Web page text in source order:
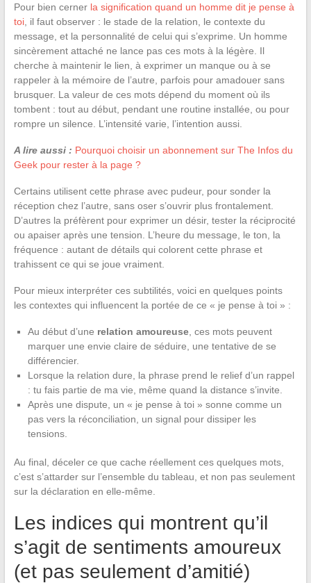
Pour bien cerner la signification quand un homme dit je pense à
toi, il faut observer : le stade de la relation, le contexte du
message, et la personnalité de celui qui s’exprime. Un homme
sincèrement attaché ne lance pas ces mots à la légère. Il
cherche à maintenir le lien, à exprimer un manque ou à se
rappeler à la mémoire de l’autre, parfois pour amadouer sans
brusquer. La valeur de ces mots dépend du moment où ils
tombent : tout au début, pendant une routine installée, ou pour
rompre un silence. L’intensité varie, l’intention aussi.
A lire aussi : Pourquoi choisir un abonnement sur The Infos du
Geek pour rester à la page ?
Certains utilisent cette phrase avec pudeur, pour sonder la
réception chez l’autre, sans oser s’ouvrir plus frontalement.
D’autres la préfèrent pour exprimer un désir, tester la réciprocité
ou apaiser après une tension. L’heure du message, le ton, la
fréquence : autant de détails qui colorent cette phrase et
trahissent ce qui se joue vraiment.
Pour mieux interpréter ces subtilités, voici en quelques points
les contextes qui influencent la portée de ce « je pense à toi » :
Au début d’une relation amoureuse, ces mots peuvent
marquer une envie claire de séduire, une tentative de se
différencier.
Lorsque la relation dure, la phrase prend le relief d’un rappel
: tu fais partie de ma vie, même quand la distance s’invite.
Après une dispute, un « je pense à toi » sonne comme un
pas vers la réconciliation, un signal pour dissiper les
tensions.
Au final, déceler ce que cache réellement ces quelques mots,
c’est s’attarder sur l’ensemble du tableau, et non pas seulement
sur la déclaration en elle-même.
Les indices qui montrent qu’il
s’agit de sentiments amoureux
(et pas seulement d’amitié)